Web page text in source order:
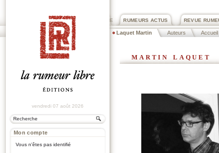
REVUE
RUMEURS ACTUS
PRIX ROGER DEXTRE
Laquet Martin Auteurs Accueil
vendredi 07 août 2026
Mon compte
Vous n'êtes pas identifié
martin laquet